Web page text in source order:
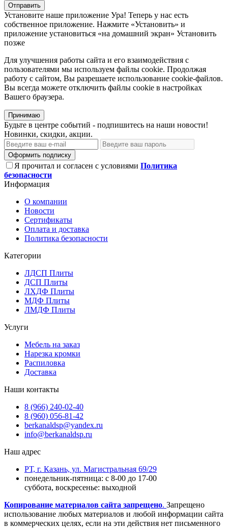
Отправить
Установите наше приложение Ура! Теперь у нас есть
собственное приложение. Нажмите «Установить» и
приложение установиться «на домашний экран» Установить
позже
Для улучшения работы сайта и его взаимодействия с
пользователями мы используем файлы cookie. Продолжая
работу с сайтом, Вы разрешаете использование cookie-файлов.
Вы всегда можете отключить файлы cookie в настройках
Вашего браузера.
Принимаю
Будьте в центре событий - подпишитесь на наши новости!
Новинки, скидки, акции.
Оформить подписку
Я прочитал и согласен с условиями Политика
безопасности
Информация
О компании
Новости
Сертификаты
Оплата и доставка
Политика безопасности
Категории
ЛДСП Плиты
ДСП Плиты
ЛХДФ Плиты
МДФ Плиты
ЛМДФ Плиты
Услуги
Мебель на заказ
Нарезка кромки
Распиловка
Доставка
Наши контакты
8 (966) 240-02-40
8 (960) 056-81-42
berkanaldsp@yandex.ru
info@berkanaldsp.ru
Наш адрес
РТ, г. Казань, ул. Магистральная 69/29
понедельник-пятница: с 8-00 до 17-00
суббота, воскресенье: выходной
Копирование материалов сайта запрещено. Запрещено
использование любых материалов и любой информации сайта
в коммерческих целях, если на эти действия нет письменного